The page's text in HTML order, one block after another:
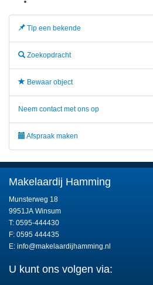
Tip een bekende
Zoekopdracht
Bewaar object
Neem contact met ons op
Afspraak maken
Makelaardij Hamming
Munsterweg 18
9951JA Winsum
T: 0595-444430
F: 0595 444435
E: info@makelaardijhamming.nl
U kunt ons volgen via: